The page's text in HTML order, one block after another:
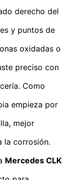
derecho del
y puntos de
oxidadas o
preciso con
Como
empieza por
mejor
la corrosión.
Mercedes CLK